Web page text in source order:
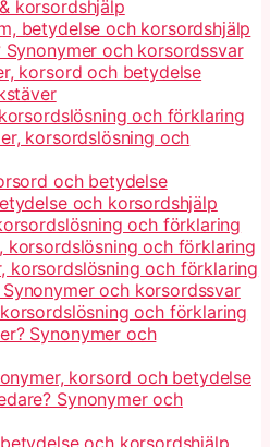
korsordshjälp
betydelse och korsordshjälp
och korsordssvar
korsord och betydelse
och förklaring
korsordslösning och
och betydelse
och korsordshjälp
och förklaring
korsordslösning och förklaring
korsordslösning och förklaring
och korsordssvar
och förklaring
Synonymer och
korsord och betydelse
Synonymer och